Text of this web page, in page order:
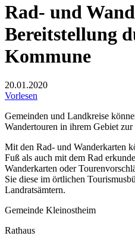
Rad- und
Bereitstellung
Kommune
20.01.2020
Vorlesen
Gemeinden und Landkreise
Wandertouren in ihrem Gebiet
Mit den Rad- und Wanderkarten
Fuß als auch mit dem Rad
Wanderkarten oder
Sie diese im örtlichen
Landratsämtern.
Gemeinde Kleinostheim
Rathaus